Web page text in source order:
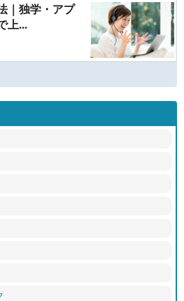
｜独学・アプ
上...